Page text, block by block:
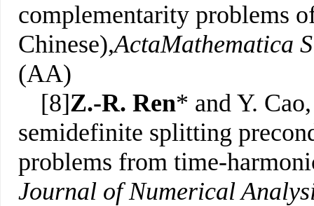
complementarity problems
Chinese),ActaMathematica
(AA)
[8]Z.-R. Ren* and Y.
semidefinite splitting
problems from time-
Journal of Numerical